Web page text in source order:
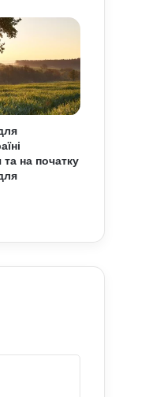
більше та
РФ стався
речовини:
солоного
та на початку